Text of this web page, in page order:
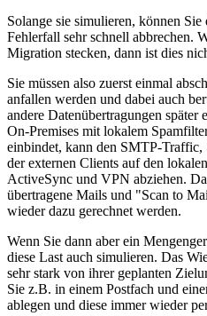
Solange sie simulieren, können
Fehlerfall sehr schnell abbrechen.
Migration stecken, dann ist dies
Sie müssen also zuerst einmal
anfallen werden und dabei auch
andere Datenübertragungen später
On-Premises mit lokalem
einbindet, kann den SMTP-
der externen Clients auf den
ActiveSync und VPN abziehen.
übertragene Mails und "Scan to
wieder dazu gerechnet werden.
Wenn Sie dann aber ein
diese Last auch simulieren. Das
sehr stark von ihrer geplanten
Sie z.B. in einem Postfach und
ablegen und diese immer wieder